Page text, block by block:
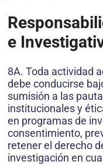
e
8A. Toda actividad
debe conducirse
sumisión a las
institucionales y
en programas de
consentimiento,
retener el derecho
investigación en